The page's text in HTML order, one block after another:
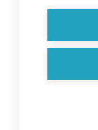
Osoitetiedot